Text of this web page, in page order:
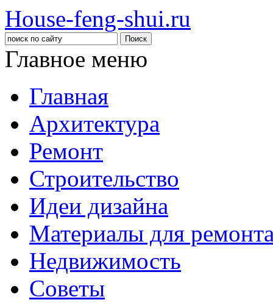
House-feng-shui.ru
Главное меню
Главная
Архитектура
Ремонт
Строительство
Идеи дизайна
Материалы для
Недвижимость
Советы